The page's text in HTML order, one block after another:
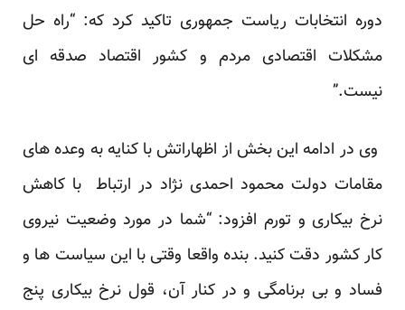
دوره انتخابات ریاست جمهوری تاکید کرد که: “راه حل
مشکلات اقتصادی مردم و کشور اقتصاد صدقه ای
نیست.”
وی در ادامه این بخش از اظهاراتش با کنایه به وعده های
مقامات دولت محمود احمدی نژاد در ارتباط با کاهش
نرخ بیکاری و تورم افزود: “شما در مورد وضعیت نیروی
کار کشور دقت کنید. بنده واقعا وقتی با این سیاست ها و
فساد و بی برنامگی و در کنار آن، قول نرخ بیکاری پنج